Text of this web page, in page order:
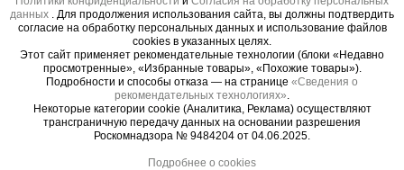
больших физических усилий переместить с
одного места на другое. В момент проведения
работ вышку необходимо зафиксировать
тормозными винтовыми опорами, находящихся
рядом с каждым колесом. Также ими можно
тонко отрегулировать высоту вышки. Это
необходимо, если вы работаете на неровной
данных . Для продолжения использования сайта, вы должны подтвердить
согласие на обработку персональных данных и использование файлов
cookies в указанных целях.
Этот сайт применяет рекомендательные технологии (блоки «Недавно
просмотренные», «Избранные товары», «Похожие товары»).
Подробности и способы отказа — на странице «Сведения о
рекомендательных технологиях».
Некоторые категории cookie (Аналитика, Реклама) осуществляют
трансграничную передачу данных на основании разрешения
Роскомнадзора № 9484204 от 04.06.2025.
Подробнее о cookies